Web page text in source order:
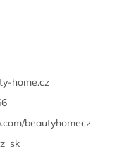
home.cz
beautyhomecz